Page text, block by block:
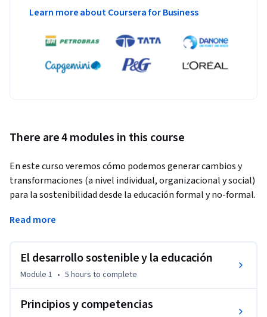
Learn more about Coursera for Business
There are 4 modules in this course
En este curso veremos cómo podemos generar cambios y
transformaciones (a nivel individual, organizacional y social)
para la sostenibilidad desde la educación formal y no-formal.
Sostenible (ODS) como un marco potente para generar
colectivas desde la escuela en pro de la sostenibilidad.
El curso se compone de cuatro módulos. En el primer módulo
factores históricos que la han generado, incluyendo la
perspectiva científica, cultural, económica y  política,
Read more
El desarrollo sostenible y la educación
Module 1 • 5 hours to complete
Principios y competencias